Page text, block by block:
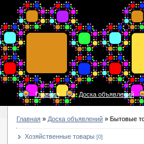
Главная Доска объявлений
Главная » Доска объявлений » Бытовые
Хозяйственные товары [0]